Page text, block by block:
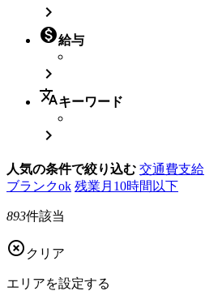

給与

translateキーワード

人気の条件で絞り込む 交通費支給
ブランクok 残業月10時間以下
893件該当
 クリア
エリアを設定する